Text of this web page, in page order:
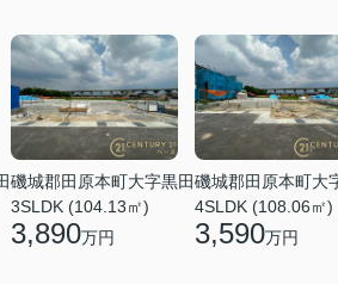
磯城郡田原本町大字黒田
3SLDK (104.13㎡)
3,890万円
磯城郡田原本町大
4SLDK (108.06㎡)
3,590万円